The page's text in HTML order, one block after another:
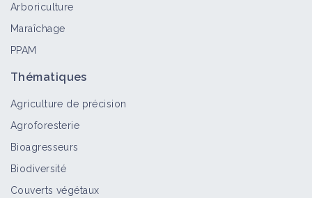
Retour d'expérience
Arboriculture
Maraîchage
PPAM
Thématiques
Agriculture de précision
Agroforesterie
Bioagresseurs
Biodiversité
Couverts végétaux